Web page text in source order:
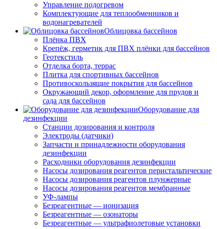
Управление подогревом
Комплектующие для теплообменников и
водонагревателей
Облицовка бассейнов
Плёнка ПВХ
Крепёж, герметик для ПВХ плёнки для бассейнов
Геотекстиль
Отделка борта, террас
Плитка для спортивных бассейнов
Противоскользящие покрытия для бассейнов
Окружающий декор, оформление для прудов и
сада для бассейнов
Оборудование для
дезинфекции
Станции дозирования и контроля
Электроды (датчики)
Запчасти и принадлежности оборудования
дезинфекции
Расходники оборудования дезинфекции
Насосы дозирования реагентов перистальтические
Насосы дозирования реагентов плунжерные
Насосы дозирования реагентов мембранные
УФ-лампы
Безреагентные — ионизация
Безреагентные — озонаторы
Безреагентные — ультрафиолетовые установки